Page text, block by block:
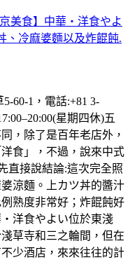
美食】中華・洋食やよ
、冷麻婆麵以及炸餛飩.
60-1，電話:+81 3-
星期四休)五
，除了是百年老店外，
食」，不過，說來中式
直接說結論:這次完全照
涼麵。上カツ丼的醬汁
熟度非常好；炸餛飩好
洋食やよい位於東淺
草寺和三之輪間，但在
少酒店，來來往往的計